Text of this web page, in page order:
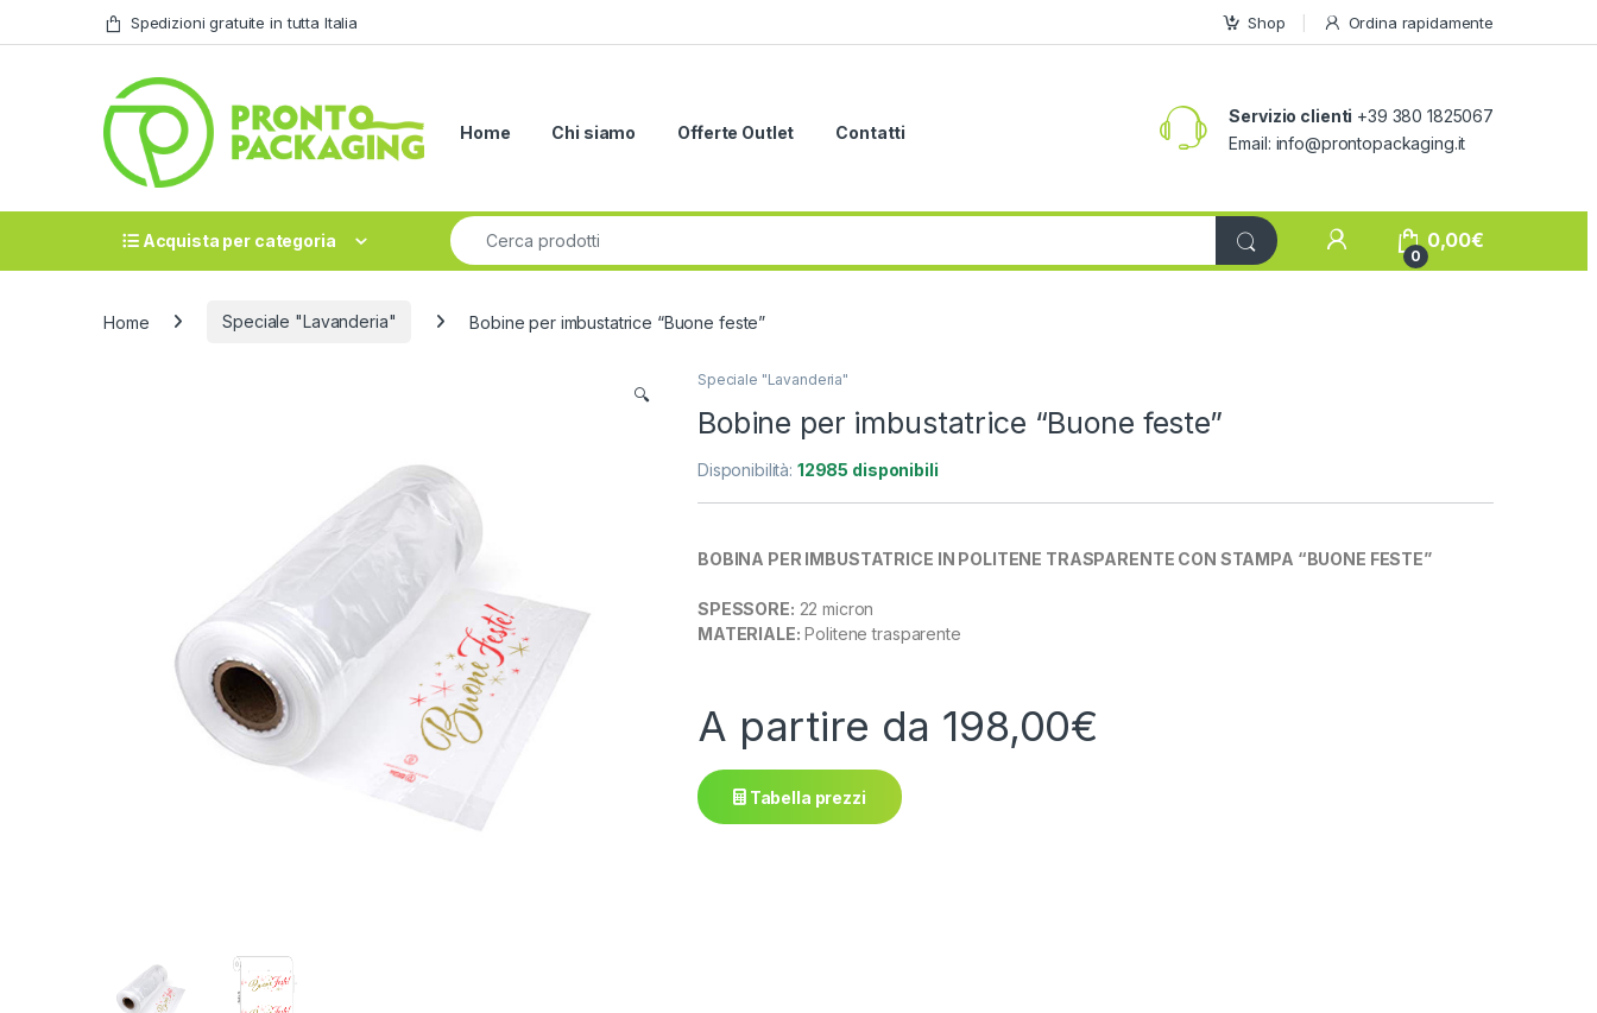
Skip to navigation
Skip to content Spedizioni gratuite in tutta Italia Shop Ordina rapidamente
Home Chi siamo Offerte Outlet Contatti
Servizio clienti +39 380 1825067
Email: info@prontopackaging.it
Acquista per categoria
Search for:
My Account
0
0,00€
Home Speciale "Lavanderia" Bobine per imbustatrice “Buone feste”
🔍
Speciale "Lavanderia"
Bobine per imbustatrice “Buone feste”
Disponibilità: 12985 disponibili
BOBINA PER IMBUSTATRICE IN POLITENE TRASPARENTE CON STAMPA “BUONE FESTE”
SPESSORE: 22 micron
MATERIALE: Politene trasparente
A partire da 198,00€
Tabella prezzi